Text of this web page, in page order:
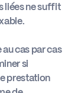
liées ne suffit
cas par cas
si
prestation